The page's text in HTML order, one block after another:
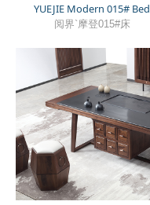
YUEJIE Modern 015# Bed
阅界`摩登015#床